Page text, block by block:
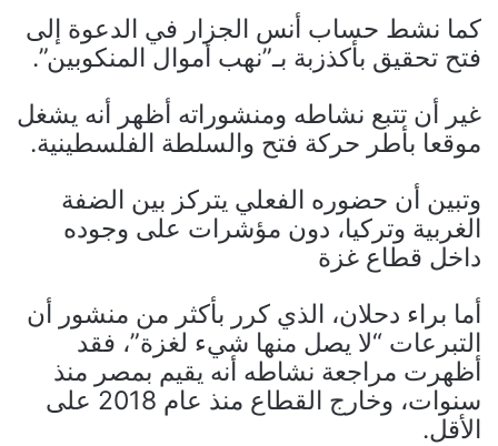
كما نشط حساب أنس الجزار في الدعوة إلى
فتح تحقيق بأكذزبة بـ”نهب أموال المنكوبين”.
غير أن تتبع نشاطه ومنشوراته أظهر أنه يشغل
موقعا بأطر حركة فتح والسلطة الفلسطينية.
وتبين أن حضوره الفعلي يتركز بين الضفة
الغربية وتركيا، دون مؤشرات على وجوده
داخل قطاع غزة
أما براء دحلان، الذي كرر بأكثر من منشور أن
التبرعات “لا يصل منها شيء لغزة”، فقد
أظهرت مراجعة نشاطه أنه يقيم بمصر منذ
سنوات، وخارج القطاع منذ عام 2018 على
الأقل.